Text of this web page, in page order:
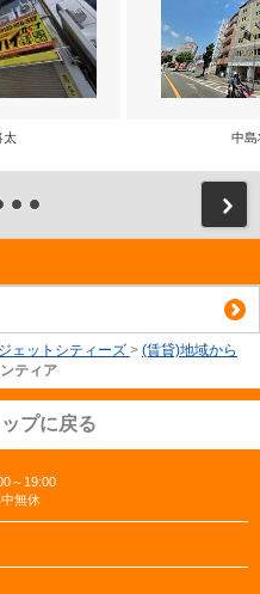
太 中島
ェットシティーズ > (賃貸)地域から
ティア
プに戻る
～19:00
無休